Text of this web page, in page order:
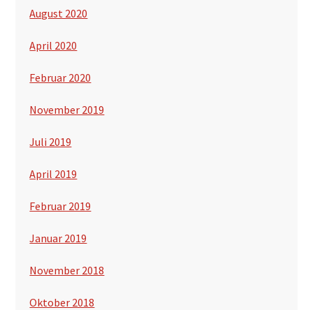
August 2020
April 2020
Februar 2020
November 2019
Juli 2019
April 2019
Februar 2019
Januar 2019
November 2018
Oktober 2018